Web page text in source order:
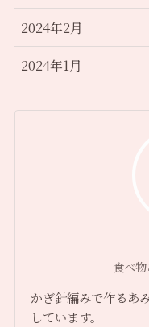
2024年2月
2024年1月
食べ
かぎ針編みで作るあ
しています。